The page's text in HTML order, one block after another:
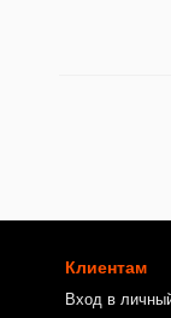
Клиентам
Вход в